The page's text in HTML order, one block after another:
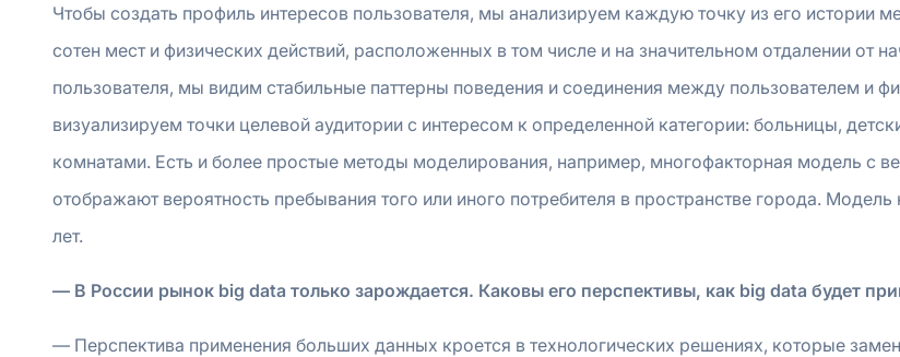
Чтобы создать профиль интересов пользователя, мы анализируем каждую точку из его истории
сотен мест и физических действий, расположенных в том числе и на значительном отдалении от
пользователя, мы видим стабильные паттерны поведения и соединения между пользователем и
визуализируем точки целевой аудитории с интересом к определенной категории: больницы,
комнатами. Есть и более простые методы моделирования, например, многофакторная модель с
отображают вероятность пребывания того или иного потребителя в пространстве города.
лет.
— В России рынок big data только зарождается. Каковы его перспективы, как big data будет
— Перспектива применения больших данных кроется в технологических решениях, которые